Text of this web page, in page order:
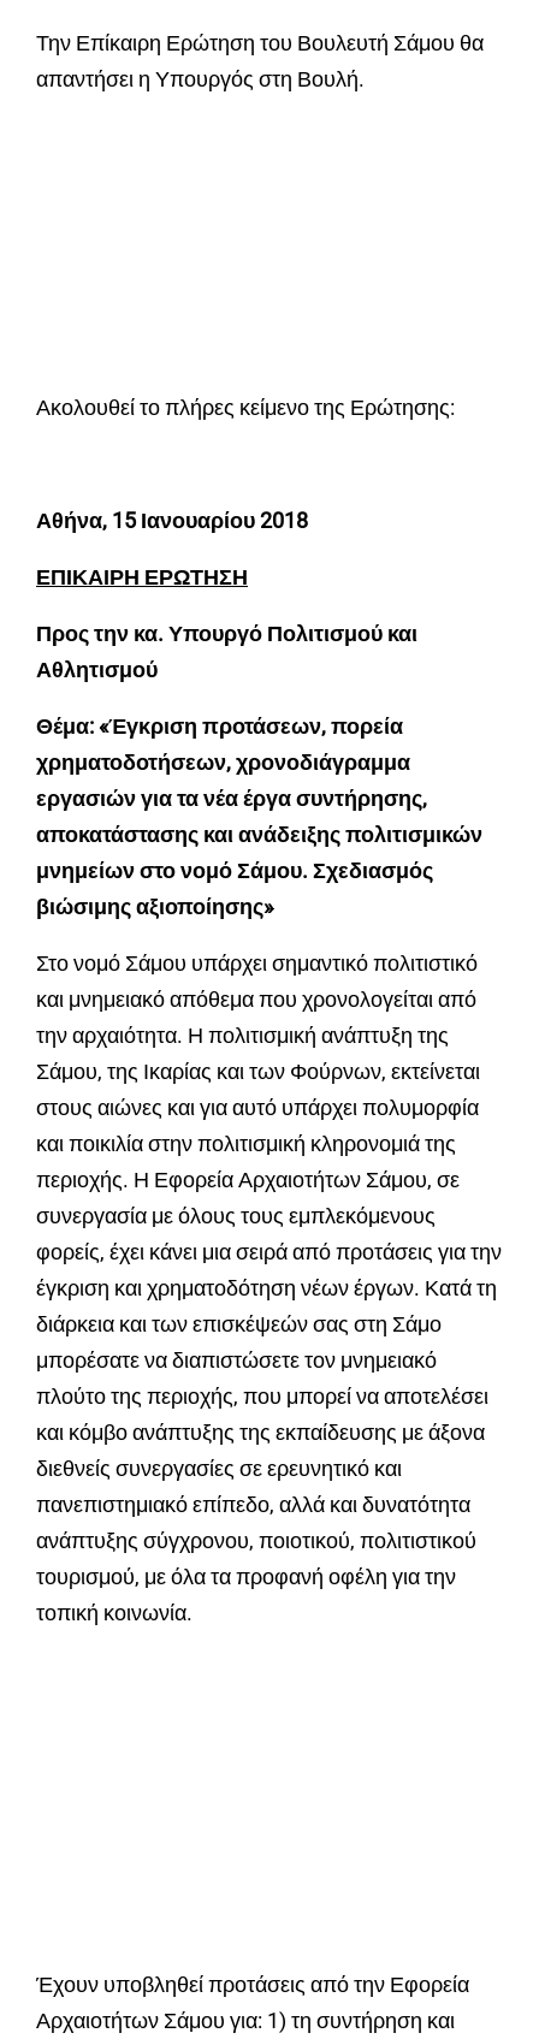
Την Επίκαιρη Ερώτηση του Βουλευτή Σάμου θα
απαντήσει η Υπουργός στη Βουλή.
Ακολουθεί το πλήρες κείμενο της Ερώτησης:
Αθήνα, 15 Ιανουαρίου 2018
ΕΠΙΚΑΙΡΗ ΕΡΩΤΗΣΗ
Προς την κα. Υπουργό Πολιτισμού και
Αθλητισμού
Θέμα: «Έγκριση προτάσεων, πορεία
χρηματοδοτήσεων, χρονοδιάγραμμα
εργασιών για τα νέα έργα συντήρησης,
αποκατάστασης και ανάδειξης πολιτισμικών
μνημείων στο νομό Σάμου. Σχεδιασμός
βιώσιμης αξιοποίησης»
Στο νομό Σάμου υπάρχει σημαντικό πολιτιστικό
και μνημειακό απόθεμα που χρονολογείται από
την αρχαιότητα. Η πολιτισμική ανάπτυξη της
Σάμου, της Ικαρίας και των Φούρνων, εκτείνεται
στους αιώνες και για αυτό υπάρχει πολυμορφία
και ποικιλία στην πολιτισμική κληρονομιά της
περιοχής. Η Εφορεία Αρχαιοτήτων Σάμου, σε
συνεργασία με όλους τους εμπλεκόμενους
φορείς, έχει κάνει μια σειρά από προτάσεις για την
έγκριση και χρηματοδότηση νέων έργων. Κατά τη
διάρκεια και των επισκέψεών σας στη Σάμο
μπορέσατε να διαπιστώσετε τον μνημειακό
πλούτο της περιοχής, που μπορεί να αποτελέσει
και κόμβο ανάπτυξης της εκπαίδευσης με άξονα
διεθνείς συνεργασίες σε ερευνητικό και
πανεπιστημιακό επίπεδο, αλλά και δυνατότητα
ανάπτυξης σύγχρονου, ποιοτικού, πολιτιστικού
τουρισμού, με όλα τα προφανή οφέλη για την
τοπική κοινωνία.
Έχουν υποβληθεί προτάσεις από την Εφορεία
Αρχαιοτήτων Σάμου για: 1) τη συντήρηση και